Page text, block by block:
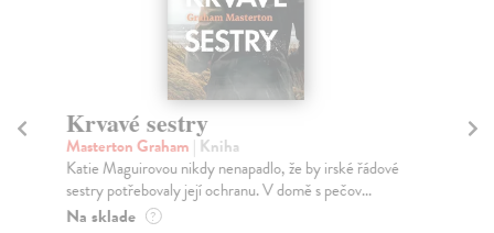
Krvavé sestry
Masterton Graham | Kniha
Katie Maguirovou nikdy nenapadlo, že by irské řádové
sestry potřebovaly její ochranu. V domě s pečov...
Na sklade ?